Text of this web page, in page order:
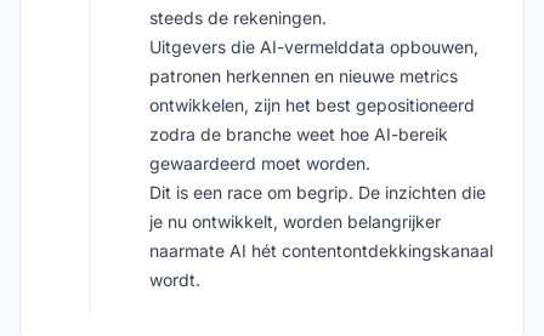
steeds de rekeningen.
Uitgevers die AI-vermelddata opbouwen,
patronen herkennen en nieuwe metrics
ontwikkelen, zijn het best gepositioneerd
zodra de branche weet hoe AI-bereik
gewaardeerd moet worden.
Dit is een race om begrip. De inzichten die
je nu ontwikkelt, worden belangrijker
naarmate AI hét contentontdekkingskanaal
wordt.